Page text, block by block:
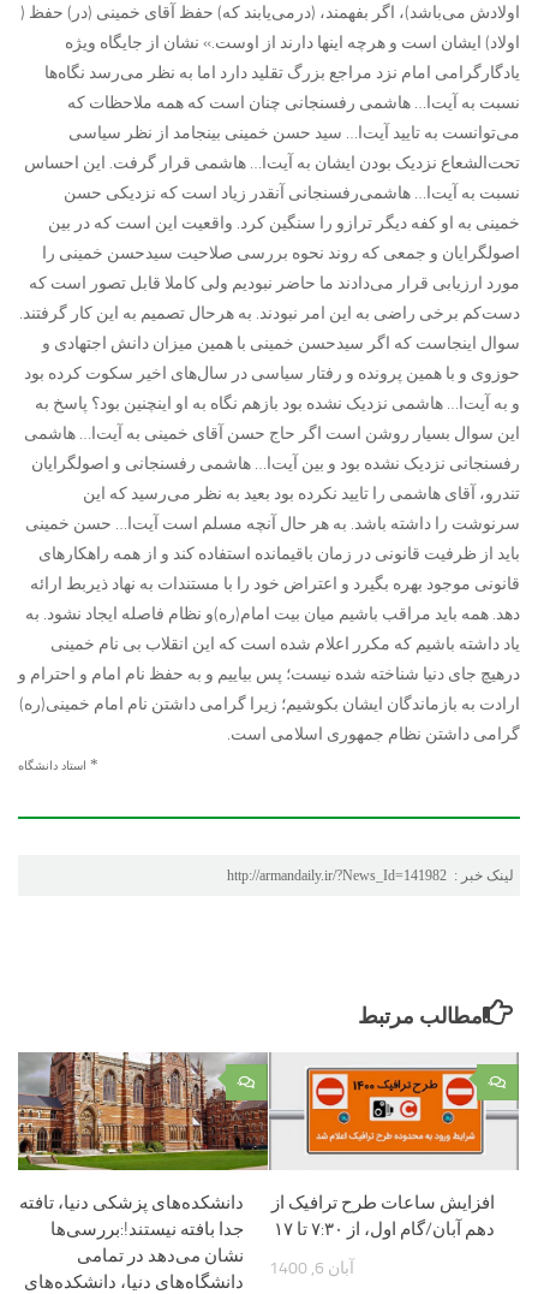
اولادش مى‌باشد)، اگر بفهمند، (درمى‌یابند که) حفظ آقای خمینى (در) حفظ (
اولاد) ایشان است و هرچه اینها دارند از اوست.» نشان از جایگاه ویژه
یادگارگرامی امام نزد مراجع بزرگ تقلید دارد اما به نظر می‌رسد نگاه‌ها
نسبت به آیت‌ا… هاشمی رفسنجانی چنان است که همه ملاحظات که
می‌توانست به تایید آیت‌ا… سید حسن خمینی بینجامد از نظر سیاسی
تحت‌الشعاع نزدیک بودن ایشان به آیت‌ا… هاشمی قرار گرفت. این احساس
نسبت به آیت‌ا… هاشمی‌رفسنجانی آنقدر زیاد است که نزدیکی حسن
خمینی به او کفه دیگر ترازو را سنگین کرد. واقعیت این است که در بین
اصولگرایان و جمعی که روند نحوه بررسی صلاحیت سیدحسن خمینی را
مورد ارزیابی قرار می‌دادند ما حاضر نبودیم ولی کاملا قابل تصور است که
دست‌کم برخی راضی به این امر نبودند. به هرحال تصمیم به این کار گرفتند.
سوال اینجاست که اگر سیدحسن خمینی با همین میزان دانش اجتهادی و
حوزوی و با همین پرونده و رفتار سیاسی در سال‌های اخیر سکوت کرده بود
و به آیت‌ا… هاشمی نزدیک نشده بود بازهم نگاه به او اینچنین بود؟ پاسخ به
این سوال بسیار روشن است اگر حاج حسن آقای خمینی به آیت‌ا… هاشمی
رفسنجانی نزدیک نشده بود و بین آیت‌ا… هاشمی رفسنجانی و اصولگرایان
تندرو، آقای هاشمی را تایید نکرده بود بعید به نظر می‌رسید که این
سرنوشت را داشته باشد. به هر حال آنچه مسلم است آیت‌ا… حسن خمینی
باید از ظرفیت قانونی در زمان باقیمانده استفاده کند و از همه راهکارهای
قانونی موجود بهره بگیرد و اعتراض خود را با مستندات به نهاد ذیربط ارائه
دهد. همه باید مراقب باشیم میان بیت امام(ره)و نظام فاصله ایجاد نشود. به
یاد داشته باشیم که مکرر اعلام شده است که این انقلاب بی نام خمینی
درهیچ جای دنیا شناخته شده نیست؛ پس بیاییم و به حفظ نام امام و احترام و
ارادت به بازماندگان ایشان بکوشیم؛ زیرا گرامی داشتن نام امام خمینی(ره)
گرامی داشتن نظام جمهوری اسلامی است.
* استاد دانشگاه
لینک خبر : http://armandaily.ir/?News_Id=141982
مطالب مرتبط
۰
دانشکده‌های پزشکی دنیا، تافته
جدا بافته نیستند!:بررسی‌ها
نشان می‌دهد در تمامی
دانشگاه‌های دنیا،‌ دانشکده‌های
۰
افزایش ساعات طرح ترافیک از
دهم آبان/گام اول، از ۷:۳۰ تا ۱۷
آبان 6, 1400